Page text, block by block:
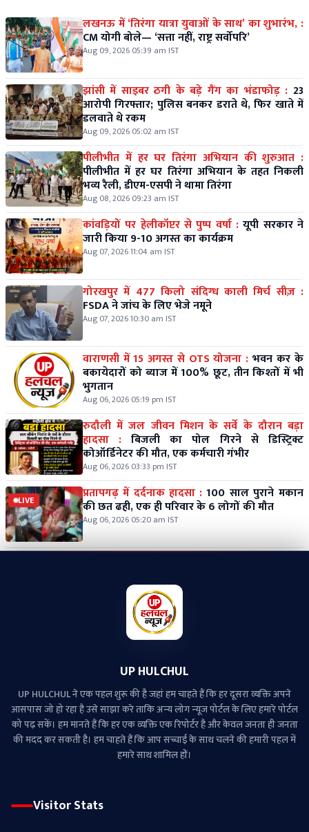
लखनऊ में ‘तिरंगा यात्रा युवाओं के साथ’ का शुभारंभ, :
CM योगी बोले— ‘सत्ता नहीं, राष्ट्र सर्वोपरि’
Aug 09, 2026 05:39 am IST
झांसी में साइबर ठगी के बड़े गैंग का भंडाफोड़ : 23
आरोपी गिरफ्तार; पुलिस बनकर डराते थे, फिर खाते में
डलवाते थे रकम
Aug 09, 2026 05:02 am IST
पीलीभीत में हर घर तिरंगा अभियान की शुरुआत :
पीलीभीत में हर घर तिरंगा अभियान के तहत निकली
भव्य रैली, डीएम-एसपी ने थामा तिरंगा
Aug 08, 2026 09:23 am IST
कांवड़ियों पर हेलीकॉप्टर से पुष्प वर्षा : यूपी सरकार ने
जारी किया 9-10 अगस्त का कार्यक्रम
Aug 07, 2026 11:04 am IST
गोरखपुर में 477 किलो संदिग्ध काली मिर्च सीज़ :
FSDA ने जांच के लिए भेजे नमूने
Aug 07, 2026 10:30 am IST
वाराणसी में 15 अगस्त से OTS योजना : भवन कर के
बकायेदारों को ब्याज में 100% छूट, तीन किश्तों में भी
भुगतान
Aug 06, 2026 05:19 pm IST
रुदौली में जल जीवन मिशन के सर्वे के दौरान बड़ा
हादसा : बिजली का पोल गिरने से डिस्ट्रिक्ट
कोऑर्डिनेटर की मौत, एक कर्मचारी गंभीर
Aug 06, 2026 03:33 pm IST
LIVE प्रतापगढ़ में दर्दनाक हादसा : 100 साल पुराने मकान
की छत ढही, एक ही परिवार के 6 लोगों की मौत
Aug 06, 2026 05:20 am IST
UP HULCHUL
UP HULCHUL ने एक पहल शुरू की है जहां हम चाहते हैं कि हर दूसरा व्‍यक्ति अपने
आसपास जो हो रहा है उसे साझा करे ताकि अन्‍य लोग न्‍यूज पोर्टल के लिए हमारे पोर्टल
को पढ़ सकें। हम मानते हैं कि हर एक व्यक्ति एक रिपोर्टर है और केवल जनता ही जनता
की मदद कर सकती है। हम चाहते हैं कि आप सच्चाई के साथ चलने की हमारी पहल में
हमारे साथ शामिल हों।
Visitor Stats